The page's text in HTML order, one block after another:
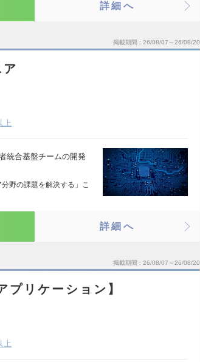
詳細へ
掲載期間 26/08/07～26/08/20
上
統合基盤チームの開発
野の課題を解決する」こ
詳細へ
掲載期間 26/08/07～26/08/20
プリケーション】
上